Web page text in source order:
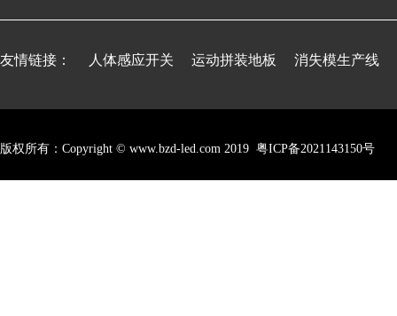
友情链接： 人体感应开关 运动拼装地板 消失模生产线
版权所有：Copyright © www.bzd-led.com 2019 粤ICP备2021143150号